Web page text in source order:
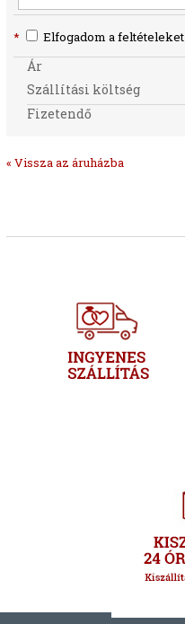
* Elfogadom a feltételeket
Ár
Szállítási költség
Fizetendő
« Vissza az áruházba